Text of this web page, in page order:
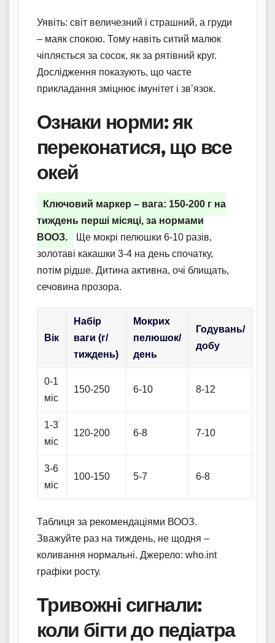
Уявіть: світ величезний і страшний, а груди
– маяк спокою. Тому навіть ситий малюк
чіпляється за сосок, як за рятівний круг.
Дослідження показують, що часте
прикладання зміцнює імунітет і зв’язок.
Ознаки норми: як
переконатися, що все
окей
Ключовий маркер – вага: 150-200 г на
тиждень перші місяці, за нормами
ВООЗ.
Ще мокрі пелюшки 6-10 разів,
золотаві какашки 3-4 на день спочатку,
потім рідше. Дитина активна, очі блищать,
сечовина прозора.
Вік
Набір
ваги (г/
тиждень)
Мокрих
пелюшок/
день
Годувань/
добу
0-1
міс
150-250 6-10 8-12
1-3
міс
120-200 6-8 7-10
3-6
міс
100-150 5-7 6-8
Таблиця за рекомендаціями ВООЗ.
Зважуйте раз на тиждень, не щодня –
коливання нормальні. Джерело: who.int
графіки росту.
Тривожні сигнали:
коли бігти до педіатра